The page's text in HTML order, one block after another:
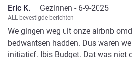
Eric K. Gezinnen - 6-9-2025
ALL bevestigde berichten
We gingen weg uit onze airbnb
bedwantsen hadden. Dus waren
initiatief. Ibis Budget. Dat was niet